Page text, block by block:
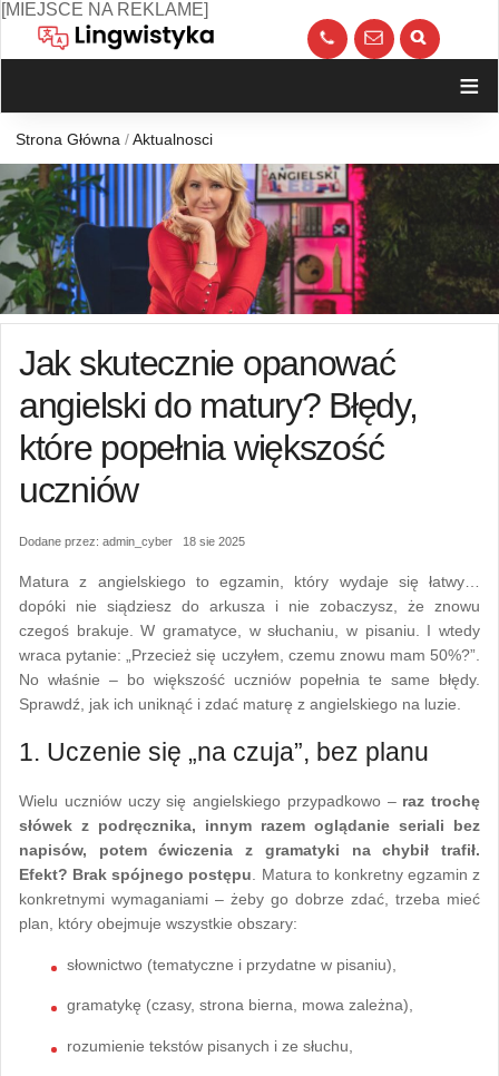
Skip
content
[MIEJSCE NA REKLAME]
≡
Strona Główna /Aktualnosci
Jak skutecznie opanować
angielski do matury? Błędy,
które popełnia większość
uczniów
Dodane przez: admin_cyber 18 sie 2025
Matura z angielskiego to egzamin, który wydaje się łatwy…
dopóki nie siądziesz do arkusza i nie zobaczysz, że znowu
czegoś brakuje. W gramatyce, w słuchaniu, w pisaniu. I wtedy
wraca pytanie: „Przecież się uczyłem, czemu znowu mam 50%?”.
No właśnie – bo większość uczniów popełnia te same błędy.
Sprawdź, jak ich uniknąć i zdać maturę z angielskiego na luzie.
1. Uczenie się „na czuja”, bez planu
Wielu uczniów uczy się angielskiego przypadkowo –raz trochę
słówek z podręcznika, innym razem oglądanie seriali bez
napisów, potem ćwiczenia z gramatyki na chybił trafił.
Efekt? Brak spójnego postępu. Matura to konkretny egzamin z
konkretnymi wymaganiami – żeby go dobrze zdać, trzeba mieć
plan, który obejmuje wszystkie obszary:
słownictwo (tematyczne i przydatne w pisaniu),
gramatykę (czasy, strona bierna, mowa zależna),
rozumienie tekstów pisanych i ze słuchu,